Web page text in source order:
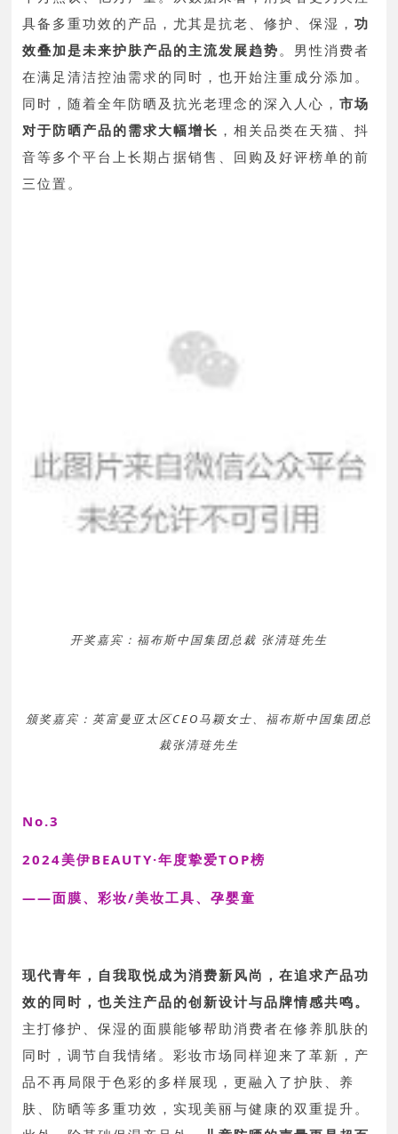
具备多重功效的产品，尤其是抗老、修护、保湿，功
效叠加是未来护肤产品的主流发展趋势。男性消费者
在满足清洁控油需求的同时，也开始注重成分添加。
同时，随着全年防晒及抗光老理念的深入人心，市场
对于防晒产品的需求大幅增长 ，相关品类在天猫、抖
音等多个平台上长期占据销售、回购及好评榜单的前
三位置。
开奖嘉宾：福布斯中国集团总裁 张清琏先生
颁奖嘉宾：英富曼亚太区CEO马颖女士、福布斯中国集团总
裁张清琏先生
No.3
2024美伊BEAUTY·年度挚爱TOP榜
——面膜、彩妆/美妆工具、孕婴童
现代青年，自我取悦成为消费新风尚，在追求产品功
效的同时，也关注产品的创新设计与品牌情感共鸣。
主打修护、保湿的面膜能够帮助消费者在修养肌肤的
同时，调节自我情绪。彩妆市场同样迎来了革新，产
品不再局限于色彩的多样展现，更融入了护肤、养
肤、防晒等多重功效，实现美丽与健康的双重提升。